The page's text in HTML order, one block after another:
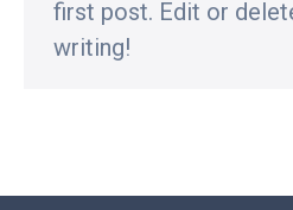
first post. Edit or
writing!